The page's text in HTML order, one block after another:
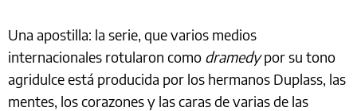
Una apostilla: la serie, que varios medios
internacionales rotularon como dramedypor su tono
agridulce está producida por los hermanos Duplass, las
mentes, los corazones y las caras de varias de las